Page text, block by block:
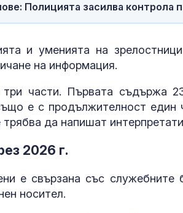
Полицията засилва контрола
и уменията на
на информация.
части. Първата съдържа
е с продължителност един
да напишат
2026 г.
е свързана със
носител.